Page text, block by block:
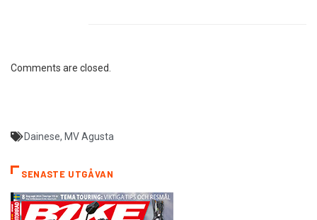
Comments are closed.
Dainese, MV Agusta
SENASTE UTGÅVAN